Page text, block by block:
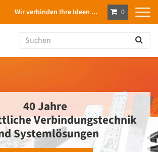
Wir verbinden Ihre Ideen ... 0
40 Jahre
Verbindungstechnik
Systemlösungen